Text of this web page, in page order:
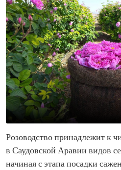
Розоводство принадлежит к
в Саудовской Аравии видов
начиная с этапа посадки